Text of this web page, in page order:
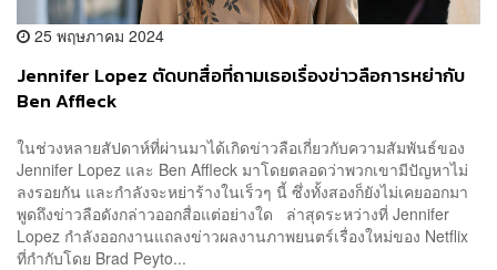
25 พฤษภาคม 2024
Jennifer Lopez ตัดบทสื่อที่ถามเธอเรื่องข่าวลือการหย่ากับ
Ben Affleck
ในช่วงหลายสัปดาห์ที่ผ่านมาได้เกิดข่าวลือเกี่ยวกับความสัมพันธ์ของ
Jennifer Lopez และ Ben Affleck มาโดยตลอดว่าพวกเขามีปัญหาไม่
ลงรอยกัน และกำลังจะหย่าร้างในเร็วๆ นี้ ซึ่งทั้งสองก็ยังไม่เคยออกมา
พูดถึงข่าวลือดังกล่าวออกสื่อแต่อย่างใด ล่าสุดระหว่างที่ Jennifer
Lopez กำลังออกงานแถลงข่าวผลงานภาพยนตร์เรื่องใหม่ของ Netflix
ที่กำกับโดย Brad Peyto...